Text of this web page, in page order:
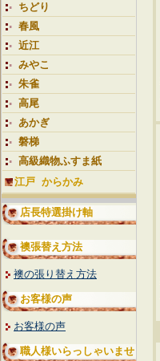
ちどり
春風
近江
みやこ
朱雀
高尾
あかぎ
磐梯
高級織物ふすま紙
江戸 からかみ
店長特選掛け軸
襖張替え方法
襖の張り替え方法
お客様の声
お客様の声
職人様いらっしゃいませ